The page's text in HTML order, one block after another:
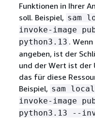
Funktionen in Ihrer
soll. Beispiel, sam
invoke-image
python3.13 .
angeben, ist der
und der Wert ist der
das für diese
Beispiel, sam
invoke-image
python3.13 --